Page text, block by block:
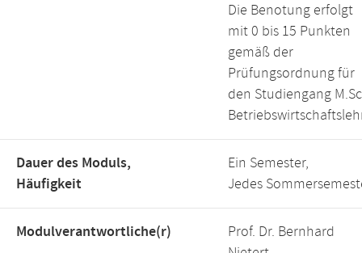
Die Benotung erfolgt
mit 0 bis 15 Punkten
gemäß der
Prüfungsordnung für
den Studiengang
Dauer des Moduls,
Häufigkeit
Ein Semester,
Jedes
Modulverantwortliche(r)
Prof. Dr. Bernhard